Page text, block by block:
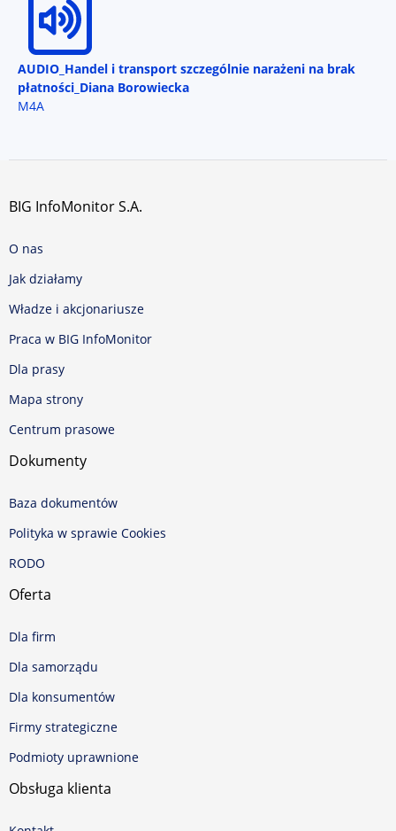
AUDIO_Handel i transport szczególnie narażeni na brak
płatności_Diana Borowiecka
M4A
BIG InfoMonitor S.A.
O nas
Jak działamy
Władze i akcjonariusze
Praca w BIG InfoMonitor
Dla prasy
Mapa strony
Centrum prasowe
Dokumenty
Baza dokumentów
Polityka w sprawie Cookies
RODO
Oferta
Dla firm
Dla samorządu
Dla konsumentów
Firmy strategiczne
Podmioty uprawnione
Obsługa klienta